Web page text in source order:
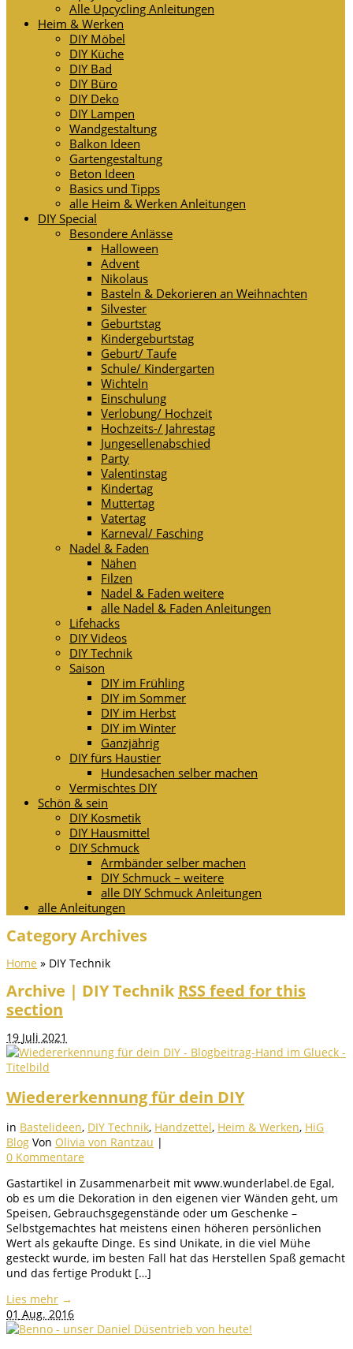
Alle Upcycling Anleitungen
Heim & Werken
DIY Möbel
DIY Küche
DIY Bad
DIY Büro
DIY Deko
DIY Lampen
Wandgestaltung
Balkon Ideen
Gartengestaltung
Beton Ideen
Basics und Tipps
alle Heim & Werken Anleitungen
DIY Special
Besondere Anlässe
Halloween
Advent
Nikolaus
Basteln & Dekorieren an Weihnachten
Silvester
Geburtstag
Kindergeburtstag
Geburt/ Taufe
Schule/ Kindergarten
Wichteln
Einschulung
Verlobung/ Hochzeit
Hochzeits-/ Jahrestag
Jungesellenabschied
Party
Valentinstag
Kindertag
Muttertag
Vatertag
Karneval/ Fasching
Nadel & Faden
Nähen
Filzen
Nadel & Faden weitere
alle Nadel & Faden Anleitungen
Lifehacks
DIY Videos
DIY Technik
Saison
DIY im Frühling
DIY im Sommer
DIY im Herbst
DIY im Winter
Ganzjährig
DIY fürs Haustier
Hundesachen selber machen
Vermischtes DIY
Schön & sein
DIY Kosmetik
DIY Hausmittel
DIY Schmuck
Armbänder selber machen
DIY Schmuck – weitere
alle DIY Schmuck Anleitungen
alle Anleitungen
Category Archives
Home » DIY Technik
Archive | DIY Technik RSS feed for this
section
19 Juli 2021
Wiedererkennung für dein DIY
in Bastelideen, DIY Technik, Handzettel, Heim & Werken, HiG
Blog Von Olivia von Rantzau |
0 Kommentare
Gastartikel in Zusammenarbeit mit www.wunderlabel.de Egal,
ob es um die Dekoration in den eigenen vier Wänden geht, um
Speisen, Gebrauchsgegenstände oder um Geschenke –
Selbstgemachtes hat meistens einen höheren persönlichen
Wert als gekaufte Dinge. Es sind Unikate, in die viel Mühe
gesteckt wurde, im besten Fall hat das Herstellen Spaß gemacht
und das fertige Produkt […]
Lies mehr →
01 Aug. 2016